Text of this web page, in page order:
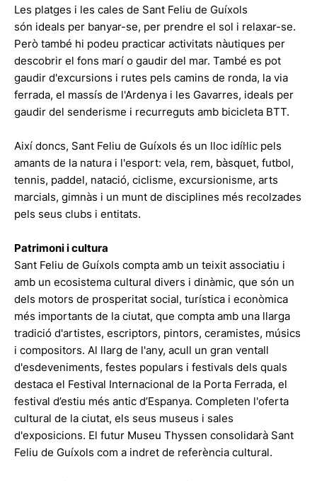
Les platges i les cales de Sant Feliu de Guíxols
són ideals per banyar-se, per prendre el sol i relaxar-se.
Però també hi podeu practicar activitats nàutiques per
descobrir el fons marí o gaudir del mar. També es pot
gaudir d'excursions i rutes pels camins de ronda, la via
ferrada, el massís de l'Ardenya i les Gavarres, ideals per
gaudir del senderisme i recurreguts amb bicicleta BTT.
Així doncs, Sant Feliu de Guíxols és un lloc idíl·lic pels
amants de la natura i l'esport: vela, rem, bàsquet, futbol,
tennis, paddel, natació, ciclisme, excursionisme, arts
marcials, gimnàs i un munt de disciplines més recolzades
pels seus clubs i entitats.
Patrimoni i cultura
Sant Feliu de Guíxols compta amb un teixit associatiu i
amb un ecosistema cultural divers i dinàmic, que són un
dels motors de prosperitat social, turística i econòmica
més importants de la ciutat, que compta amb una llarga
tradició d'artistes, escriptors, pintors, ceramistes, músics
i compositors. Al llarg de l'any, acull un gran ventall
d'esdeveniments, festes populars i festivals dels quals
destaca el Festival Internacional de la Porta Ferrada, el
festival d’estiu més antic d’Espanya. Completen l'oferta
cultural de la ciutat, els seus museus i sales
d'exposicions. El futur Museu Thyssen consolidarà Sant
Feliu de Guíxols com a indret de referència cultural.